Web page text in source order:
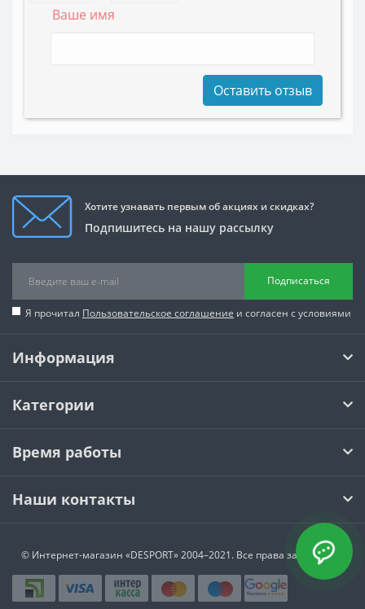
Ваше имя
Оставить отзыв
Хотите узнавать первым об акциях и скидках?
Подпишитесь на нашу рассылку
Подписаться
Я прочитал Пользовательское соглашение и согласен с условиями
Информация
Категории
Время работы
Наши контакты
© Интернет-магазин «DESPORT»2004–2021. Все права защищены.